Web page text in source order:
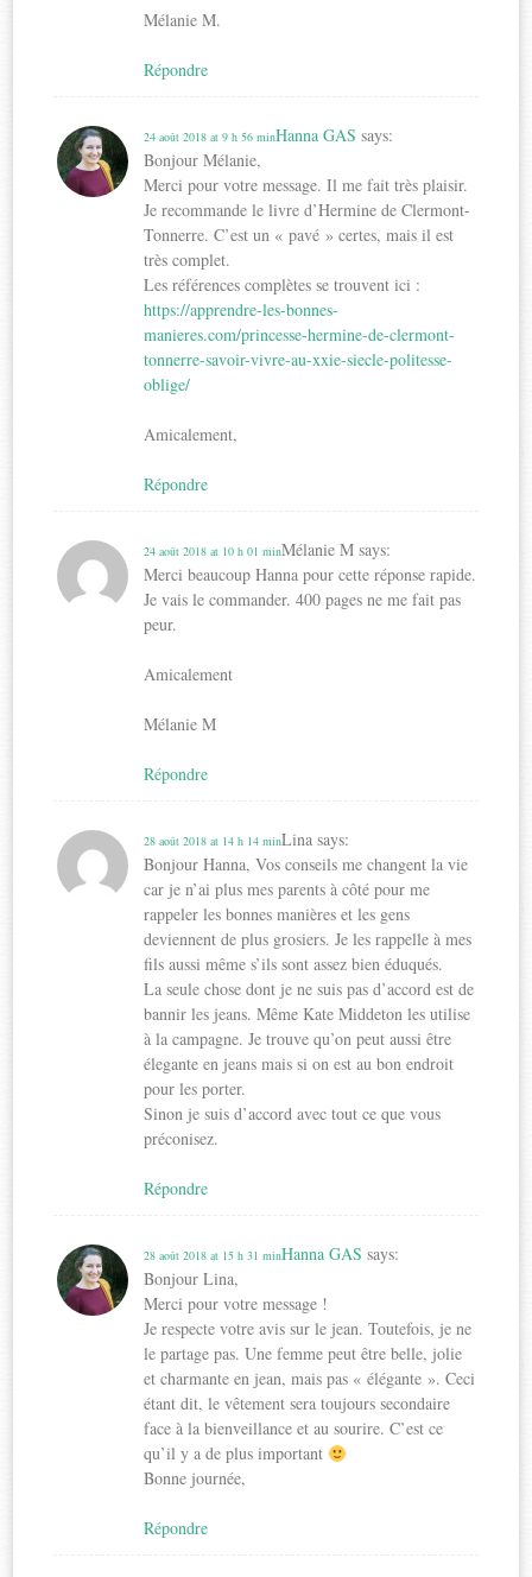
Mélanie M.
Répondre
Hanna GAS says:
24 août 2018 at 9 h 56 min
Bonjour Mélanie,
Merci pour votre message. Il me fait très plaisir.
Je recommande le livre d’Hermine de Clermont-
Tonnerre. C’est un « pavé » certes, mais il est
très complet.
Les références complètes se trouvent ici :
https://apprendre-les-bonnes-
manieres.com/princesse-hermine-de-clermont-
tonnerre-savoir-vivre-au-xxie-siecle-politesse-
oblige/
Amicalement,
Répondre
Mélanie M says:
24 août 2018 at 10 h 01 min
Merci beaucoup Hanna pour cette réponse rapide.
Je vais le commander. 400 pages ne me fait pas
peur.
Amicalement
Mélanie M
Répondre
Lina says:
28 août 2018 at 14 h 14 min
Bonjour Hanna, Vos conseils me changent la vie
car je n’ai plus mes parents à côté pour me
rappeler les bonnes manières et les gens
deviennent de plus grosiers. Je les rappelle à mes
fils aussi même s’ils sont assez bien éduqués.
La seule chose dont je ne suis pas d’accord est de
bannir les jeans. Même Kate Middeton les utilise
à la campagne. Je trouve qu’on peut aussi être
élegante en jeans mais si on est au bon endroit
pour les porter.
Sinon je suis d’accord avec tout ce que vous
préconisez.
Répondre
Hanna GAS says:
28 août 2018 at 15 h 31 min
Bonjour Lina,
Merci pour votre message !
Je respecte votre avis sur le jean. Toutefois, je ne
le partage pas. Une femme peut être belle, jolie
et charmante en jean, mais pas « élégante ». Ceci
étant dit, le vêtement sera toujours secondaire
face à la bienveillance et au sourire. C’est ce
qu’il y a de plus important
Bonne journée,
Répondre